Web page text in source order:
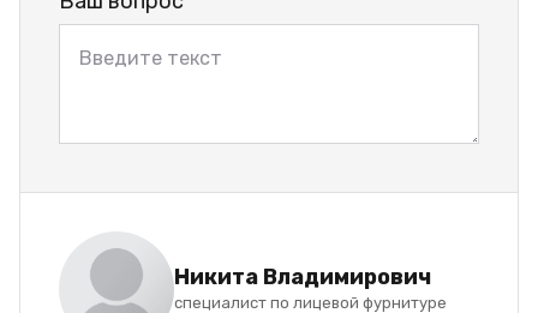
Никита Владимирович
специалист по лицевой фурнитуре